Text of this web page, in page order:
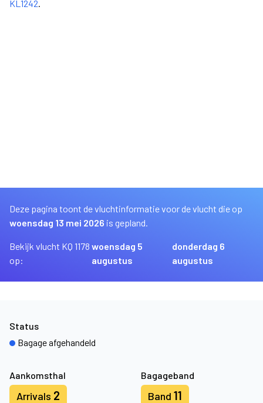
KL1242.
Deze pagina toont de vluchtinformatie voor de vlucht die op
woensdag 13 mei 2026 is gepland.
Bekijk vlucht KQ 1178
op:
woensdag 5
augustus
donderdag 6
augustus
Aankomsthal
Arrivals 2
Bagageband
Band 11
Status
Bagage afgehandeld